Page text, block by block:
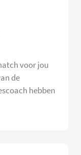
voor jou
de
hebben